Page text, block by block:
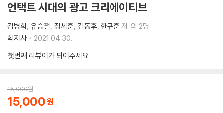
언택트 시대의 광고 크리에이티브
김병희 유승철 정세훈 김동후 한규훈 저 외 2명
학지사
2021.04.30.
첫번째 리뷰어가 되어주세요
15,000원
15,000